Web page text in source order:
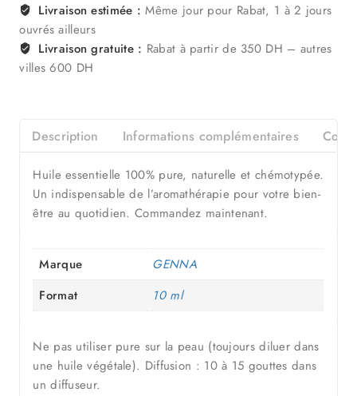
Livraison estimée : Même jour pour Rabat, 1 à 2 jours
ouvrés ailleurs
Livraison gratuite : Rabat à partir de 350 DH – autres
villes 600 DH
Description Informations complémentaires
Huile essentielle 100% pure, naturelle et chémotypée.
Un indispensable de l’aromathérapie pour votre bien-
être au quotidien. Commandez maintenant.
Marque
GENNA
Format
10 ml
Ne pas utiliser pure sur la peau (toujours diluer dans
une huile végétale). Diffusion : 10 à 15 gouttes dans
un diffuseur.